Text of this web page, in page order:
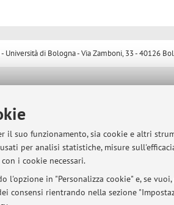
il suo funzionamento, sia cookie e altri
per analisi statistiche, misure
i cookie necessari.
in "Personalizza cookie" e, se
consensi rientrando nella sezione
Università di Bologna - Via Zamboni, 33 - 40126